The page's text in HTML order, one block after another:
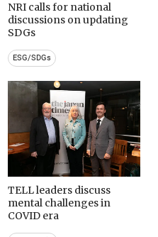
NRI calls for national
discussions on updating
SDGs
ESG/SDGs
TELL leaders discuss
mental challenges in
COVID era